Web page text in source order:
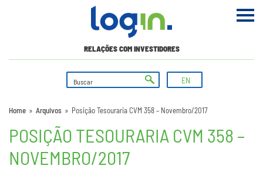
RELAÇÕES COM INVESTIDORES
EN
Home » Arquivos » Posição Tesouraria CVM 358 – Novembro/2017
POSIÇÃO TESOURARIA CVM 358 –
NOVEMBRO/2017